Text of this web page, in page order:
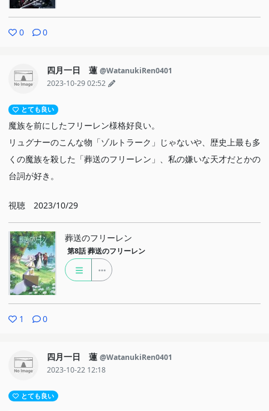
0 0
四月一日 蓮 @WatanukiRen0401
2023-10-29 02:52
とても良い
魔族を前にしたフリーレン様格好良い。
リュグナーのこんな物「ゾルトラーク」じゃないや、歴史上最も多
くの魔族を殺した「葬送のフリーレン」、私の嫌いな天才だとかの
台詞が好き。
視聴 2023/10/29
葬送のフリーレン
第8話 葬送のフリーレン
1 0
四月一日 蓮 @WatanukiRen0401
2023-10-22 12:18
とても良い